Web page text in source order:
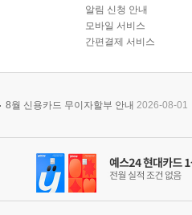
알림 신청 안내
모바일 서비스
간편결제 서비스
8월 신용카드 무이자할부 안내 2026-08-01